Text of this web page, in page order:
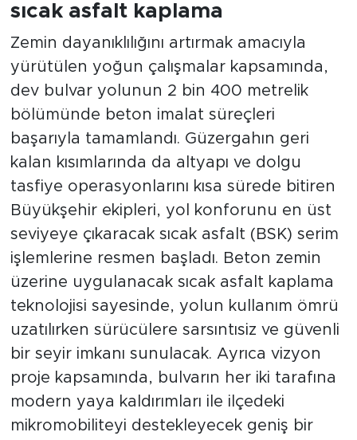
sıcak asfalt kaplama
Zemin dayanıklılığını artırmak amacıyla
yürütülen yoğun çalışmalar kapsamında,
dev bulvar yolunun 2 bin 400 metrelik
bölümünde beton imalat süreçleri
başarıyla tamamlandı. Güzergahın geri
kalan kısımlarında da altyapı ve dolgu
tasfiye operasyonlarını kısa sürede bitiren
Büyükşehir ekipleri, yol konforunu en üst
seviyeye çıkaracak sıcak asfalt (BSK) serim
işlemlerine resmen başladı. Beton zemin
üzerine uygulanacak sıcak asfalt kaplama
teknolojisi sayesinde, yolun kullanım ömrü
uzatılırken sürücülere sarsıntısiz ve güvenli
bir seyir imkanı sunulacak. Ayrıca vizyon
proje kapsamında, bulvarın her iki tarafına
modern yaya kaldırımları ile ilçedeki
mikromobiliteyi destekleyecek geniş bir